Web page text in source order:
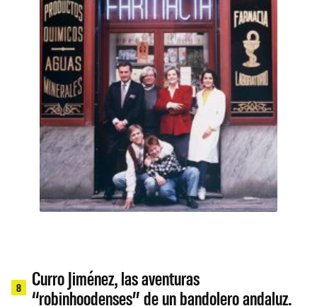
8
Curro Jiménez, las aventuras
“robinhoodenses” de un bandolero andaluz.